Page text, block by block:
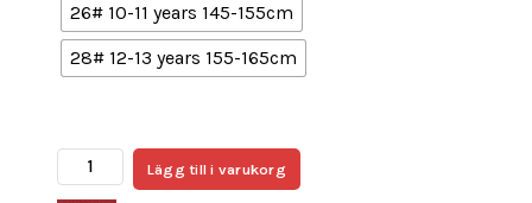
26# 10-11 years 145-155cm
28# 12-13 years 155-165cm
Billiga Fotbollströjor
Barn
Lägg till i varukorg